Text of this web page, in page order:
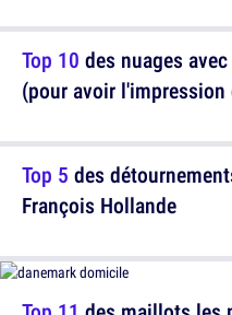
Top 10 des nuages
(pour avoir l'impression
Top 5 des
François Hollande